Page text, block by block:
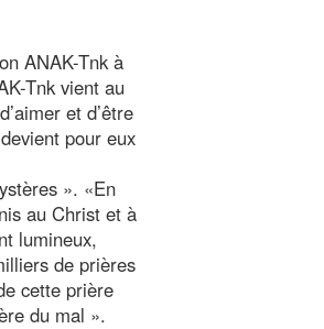
ANAK-Tnk à
Tnk vient au
et d’être
pour eux
». «En
au Christ et à
lumineux,
de prières
cette prière
du mal ».